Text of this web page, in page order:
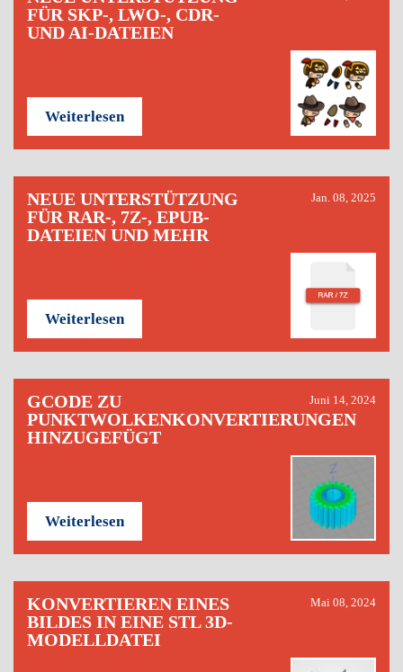
FÜR SKP-, LWO-, CDR-
UND AI-DATEIEN
Weiterlesen
NEUE UNTERSTÜTZUNG
FÜR RAR-, 7Z-, EPUB-
DATEIEN UND MEHR
Jan. 08, 2025
Weiterlesen
GCODE ZU
PUNKTWOLKENKONVERTIERUNGEN
HINZUGEFÜGT
Juni 14, 2024
Weiterlesen
KONVERTIEREN EINES
BILDES IN EINE STL 3D-
MODELLDATEI
Mai 08, 2024